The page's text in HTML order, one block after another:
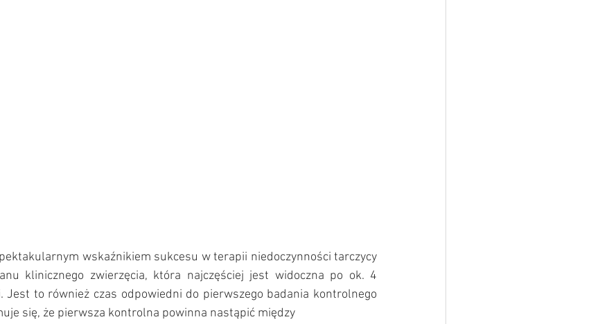
wskaźnikiem sukcesu w terapii niedoczynności tarczycy
klinicznego zwierzęcia, która najczęściej jest widoczna po ok. 4
Jest to również czas odpowiedni do pierwszego badania kontrolnego
się, że pierwsza kontrolna powinna nastąpić między